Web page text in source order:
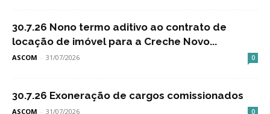
30.7.26 Nono termo aditivo ao contrato de
locação de imóvel para a Creche Novo...
ASCOM - 31/07/2026 0
30.7.26 Exoneração de cargos comissionados
ASCOM - 31/07/2026 0